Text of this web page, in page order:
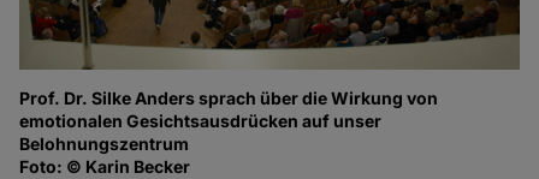
Prof. Dr. Silke Anders sprach über die Wirkung von
emotionalen Gesichtsausdrücken auf unser
Belohnungszentrum
Foto: © Karin Becker